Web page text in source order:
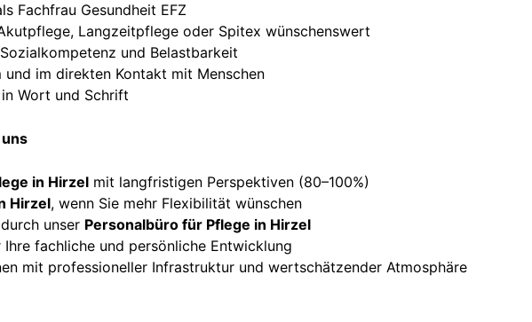
Fachfrau Gesundheit EFZ
Langzeitpflege oder Spitex wünschenswert
und Belastbarkeit
und im direkten Kontakt mit Menschen
Wort und Schrift
in Hirzel mit langfristigen Perspektiven (80–100%)
Hirzel, wenn Sie mehr Flexibilität wünschen
unser Personalbüro für Pflege in Hirzel
fachliche und persönliche Entwicklung
mit professioneller Infrastruktur und wertschätzender Atmosphäre